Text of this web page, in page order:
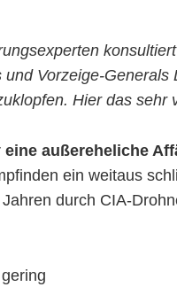
Vorzeige-Generals
Hier das sehr
eine außereheliche
ein weitaus
durch CIA-